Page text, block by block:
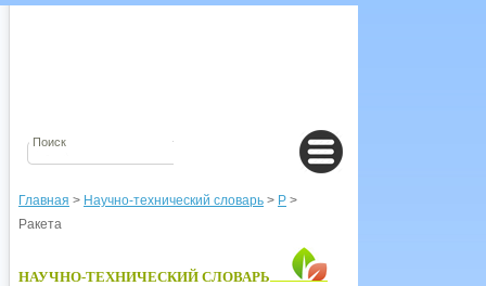
Главная > Научно-технический словарь > Р >
Ракета
НАУЧНО-ТЕХНИЧЕСКИЙ СЛОВАРЬ